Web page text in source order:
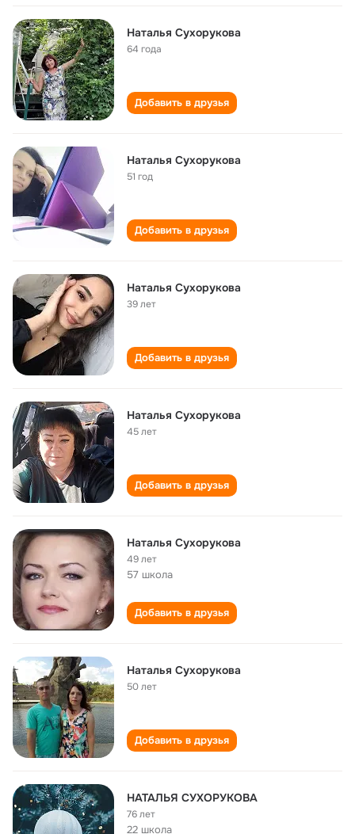
Наталья Сухорукова
64 года
Добавить в друзья
Наталья Сухорукова
51 год
Добавить в друзья
Наталья Сухорукова
39 лет
Добавить в друзья
Наталья Сухорукова
45 лет
Добавить в друзья
Наталья Сухорукова
49 лет
57 школа
Добавить в друзья
Наталья Сухорукова
50 лет
Добавить в друзья
НАТАЛЬЯ СУХОРУКОВА
76 лет
22 школа